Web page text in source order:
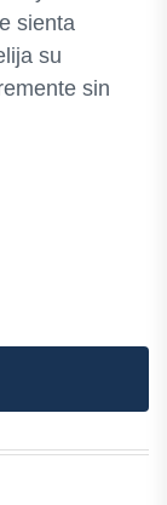
sienta
su
sin